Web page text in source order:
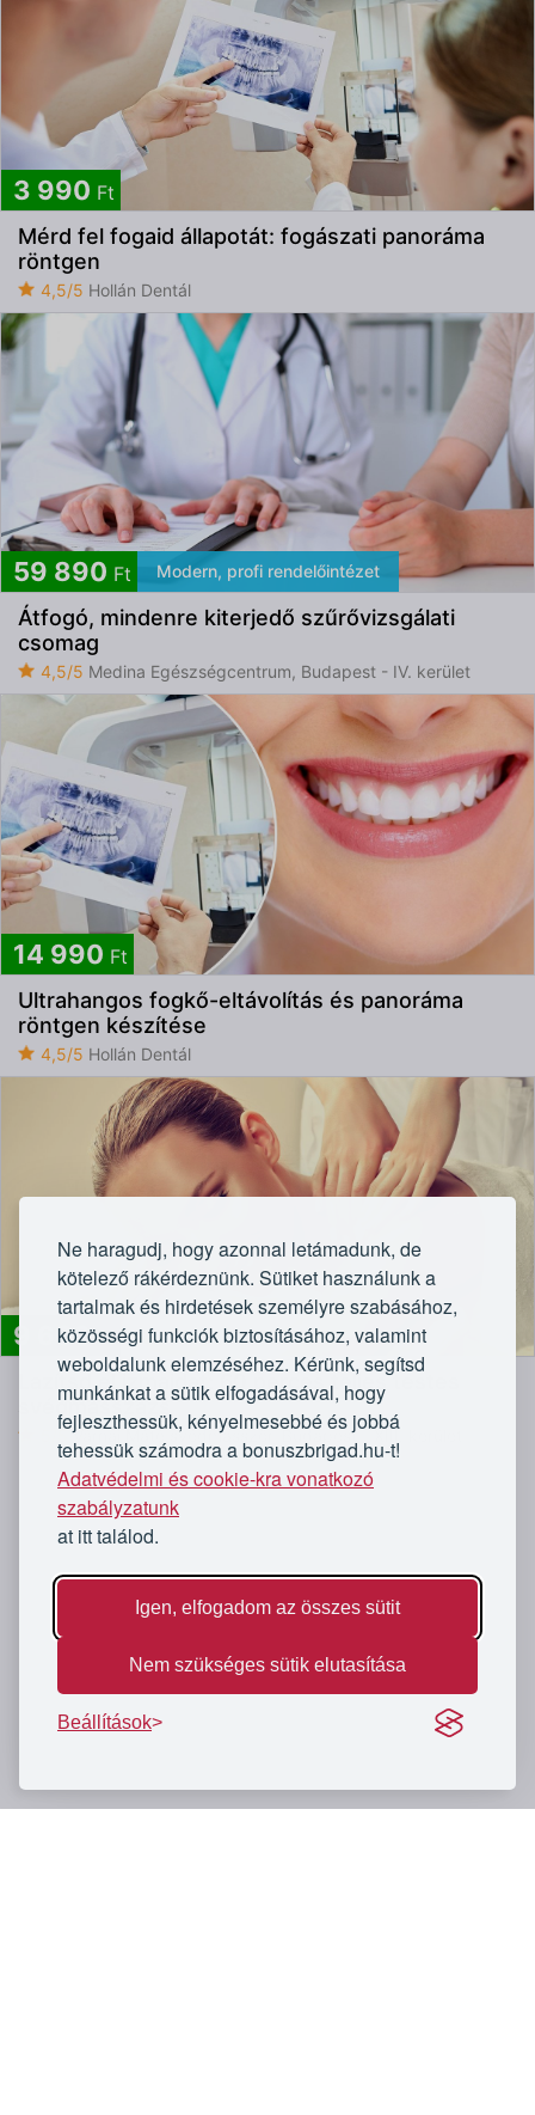
Ne haragudj, hogy azonnal letámadunk, de
kötelező rákérdeznünk. Sütiket használunk a
tartalmak és hirdetések személyre szabásához,
közösségi funkciók biztosításához, valamint
weboldalunk elemzéséhez. Kérünk, segítsd
munkánkat a sütik elfogadásával, hogy
fejleszthessük, kényelmesebbé és jobbá
tehessük számodra a bonuszbrigad.hu-t!
Adatvédelmi és cookie-kra vonatkozó
szabályzatunk
at itt találod.
Igen, elfogadom az összes sütit
Nem szükséges sütik elutasítása
Beállítások
3 990 Ft
Mérd fel fogaid állapotát: fogászati panoráma
röntgen
4,5/5 Hollán Dentál
59 890 Ft Modern, profi rendelőintézet
Átfogó, mindenre kiterjedő szűrővizsgálati
csomag
4,5/5 Medina Egészségcentrum, Budapest - IV. kerület
14 990 Ft
Ultrahangos fogkő-eltávolítás és panoráma
röntgen készítése
4,5/5 Hollán Dentál
9 600Ft
Lazítsd el izmaidat: 60 perces teljes testes
svédmasszázs
5/5Várnai Máté svédmasszőr, Budapest - XIII. kerület